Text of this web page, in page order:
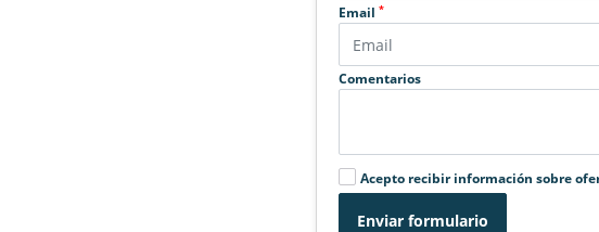
Email*
Comentarios
Acepto recibir información sobre
Enviar formulario